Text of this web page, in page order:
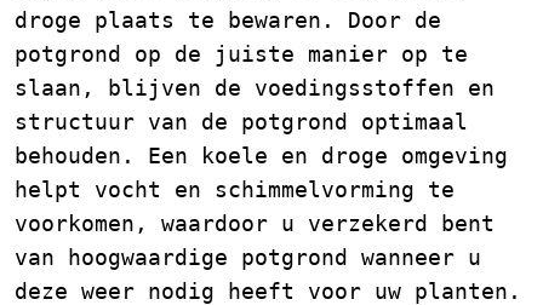
droge plaats te bewaren. Door de
potgrond op de juiste manier op te
slaan, blijven de voedingsstoffen en
structuur van de potgrond optimaal
behouden. Een koele en droge omgeving
helpt vocht en schimmelvorming te
voorkomen, waardoor u verzekerd bent
van hoogwaardige potgrond wanneer u
deze weer nodig heeft voor uw planten.